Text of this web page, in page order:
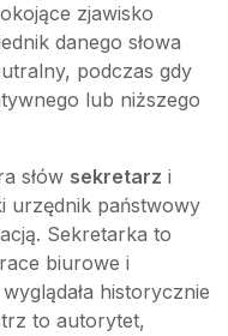
zjawisko
danego słowa
podczas gdy
lub niższego
słów sekretarz i
urzędnik państwowy
Sekretarka to
biurowe i
historycznie
to autorytet,